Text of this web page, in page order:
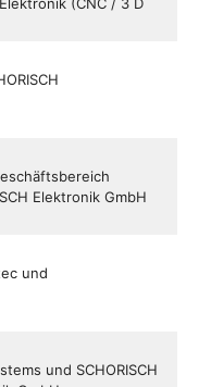
Elektronik GmbH
und
und SCHORISCH